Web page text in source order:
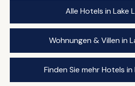
Alle Hotels in Lake
Wohnungen & Villen in
Finden Sie mehr Hotels in